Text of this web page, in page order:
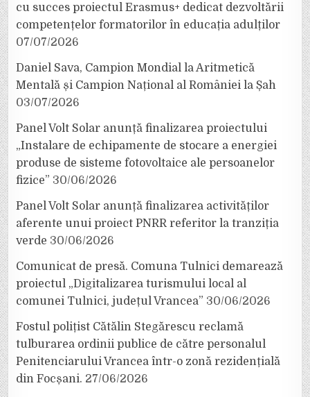
cu succes proiectul Erasmus+ dedicat dezvoltării
competențelor formatorilor în educația adulților
07/07/2026
Daniel Sava, Campion Mondial la Aritmetică
Mentală și Campion Național al României la Șah
03/07/2026
Panel Volt Solar anunță finalizarea proiectului
„Instalare de echipamente de stocare a energiei
produse de sisteme fotovoltaice ale persoanelor
fizice” 30/06/2026
Panel Volt Solar anunță finalizarea activităților
aferente unui proiect PNRR referitor la tranziția
verde 30/06/2026
Comunicat de presă. Comuna Tulnici demarează
proiectul „Digitalizarea turismului local al
comunei Tulnici, județul Vrancea” 30/06/2026
Fostul polițist Cătălin Stegărescu reclamă
tulburarea ordinii publice de către personalul
Penitenciarului Vrancea într-o zonă rezidențială
din Focșani. 27/06/2026